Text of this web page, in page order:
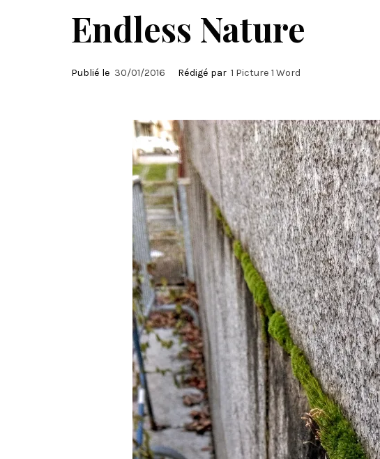
Endless Nature
Publié le 30/01/2016 Rédigé par 1 Picture 1 Word